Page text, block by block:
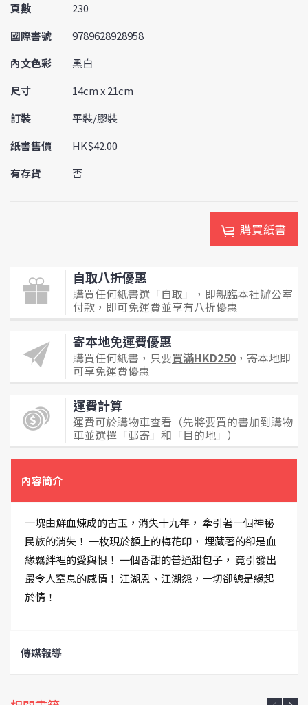
頁數
230
國際書號
9789628928958
內文色彩
黑白
尺寸
14cm x 21cm
訂裝
平裝/膠裝
紙書售價
HK$42.00
有存貨
否
購買紙書
自取八折優惠
購買任何紙書選「自取」，即親臨本社辦公室
付款，即可免運費並享有八折優惠
寄本地免運費優惠
購買任何紙書，只要買滿HKD250 ，寄本地即
可享免運費優惠
運費計算
運費可於購物車查看（先將要買的書加到購物
車並選擇「郵寄」和「目的地」）
內容簡介
一塊由鮮血煉成的古玉，消失十九年， 牽引著一個神秘
民族的消失！ 一枚現於額上的梅花印， 埋藏著的卻是血
緣羈絆裡的愛與恨！ 一個香甜的普通甜包子， 竟引發出
最令人窒息的感情！ 江湖恩、江湖怨，一切卻總是緣起
於情！
傳媒報導